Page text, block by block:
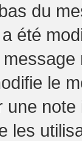
du
été
le
note
les